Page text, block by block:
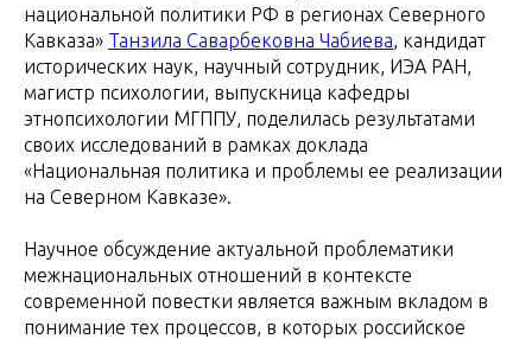
национальной политики РФ в регионах Северного
Кавказа» Танзила Саварбековна Чабиева, кандидат
исторических наук, научный сотрудник, ИЭА РАН,
магистр психологии, выпускница кафедры
этнопсихологии МГППУ, поделилась результатами
своих исследований в рамках доклада
«Национальная политика и проблемы ее реализации
на Северном Кавказе».
Научное обсуждение актуальной проблематики
межнациональных отношений в контексте
современной повестки является важным вкладом в
понимание тех процессов, в которых российское